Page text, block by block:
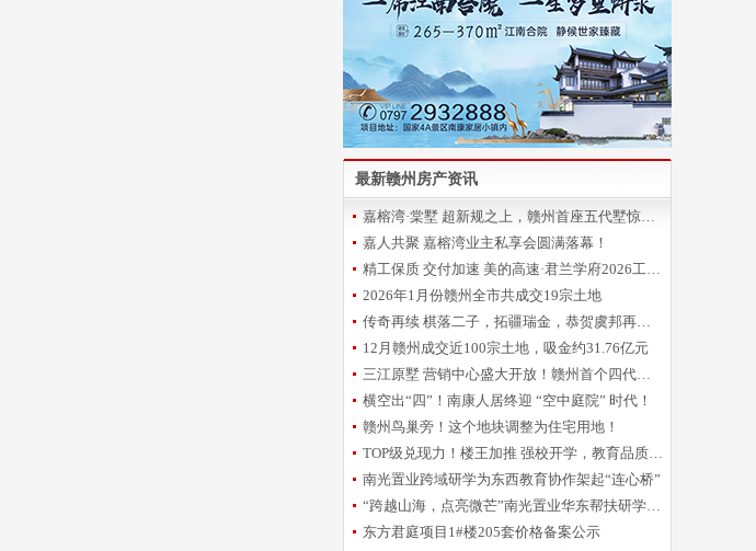
最新赣州房产资讯
嘉榕湾·棠墅 超新规之上，赣州首座五代墅惊艳登场
嘉人共聚 嘉榕湾业主私享会圆满落幕！
精工保质 交付加速 美的高速·君兰学府2026工程誓师大会圆满举办
2026年1月份赣州全市共成交19宗土地
传奇再续 棋落二子，拓疆瑞金，恭贺虞邦再摘新地！
12月赣州成交近100宗土地，吸金约31.76亿元
三江原墅 营销中心盛大开放！赣州首个四代洋房倾城亮相
横空出“四”！南康人居终迎 “空中庭院” 时代！
赣州鸟巢旁！这个地块调整为住宅用地！
TOP级兑现力！楼王加推 强校开学，教育品质再升级！
南光置业跨域研学为东西教育协作架起“连心桥”
“跨越山海，点亮微芒”南光置业华东帮扶研学圆满收官
东方君庭项目1#楼205套价格备案公示